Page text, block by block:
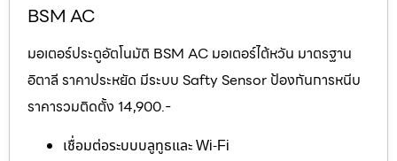
BSM AC
มอเตอร์ประตูอัตโนมัติ BSM AC มอเตอร์ไต้หวัน มาตรฐาน
อิตาลี ราคาประหยัด มีระบบ Safty Sensor ป้องกันการหนีบ
ราคารวมติดตั้ง 14,900.-
เชื่อมต่อระบบบลูทูธและ Wi-Fi